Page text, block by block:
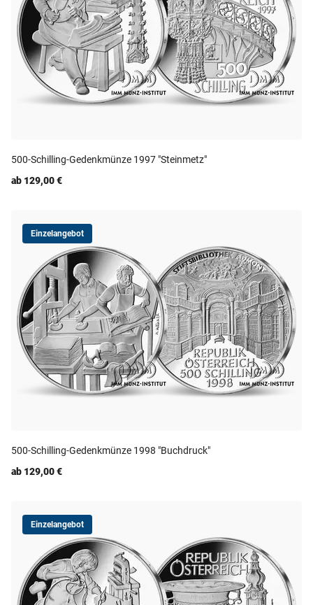
500-Schilling-Gedenkmünze 1997 "Steinmetz"
ab 129,00 €
Einzelangebot
500-Schilling-Gedenkmünze 1998 "Buchdruck"
ab 129,00 €
Einzelangebot